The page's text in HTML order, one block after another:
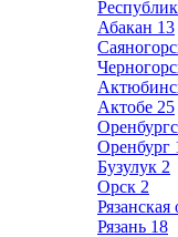
Абакан 13
Актобе 25
Оренбург
Бузулук 2
Орск 2
Рязанская
Рязань 18